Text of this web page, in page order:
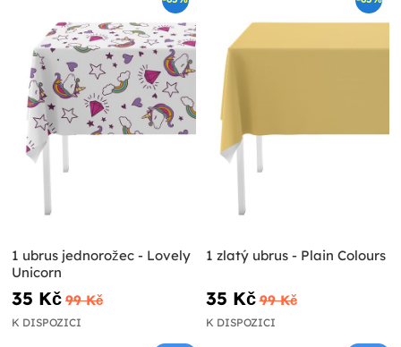
1 ubrus jednorožec - Lovely
Unicorn
35 Kč 99 Kč
K DISPOZICI
1 zlatý ubrus - Plain Colours
35 Kč 99 Kč
K DISPOZICI